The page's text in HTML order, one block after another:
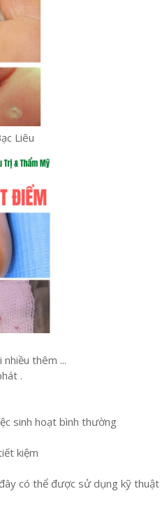
Liêu
thêm ...
.
sinh hoạt bình thường
kiệm
có thể được sử dụng kỹ thuật